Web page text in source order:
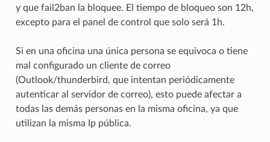
y que fail2ban la bloquee. El tiempo de bloqueo son 12h,
excepto para el panel de control que solo será 1h.
Si en una oficina una única persona se equivoca o tiene
mal configurado un cliente de correo
(Outlook/thunderbird, que intentan periódicamente
autenticar al servidor de correo), esto puede afectar a
todas las demás personas en la misma oficina, ya que
utilizan la misma Ip pública.